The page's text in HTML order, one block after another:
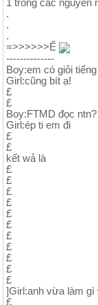
1 trong các nguyên
.
.
.
=>>>>>>Ế
--------------
Boy:em có giỏi
Girl:cũng bít ạ!
£
£
Boy:FTMD đọc ntn?
Girl:ép ti em đi
£
£
kết wả là
£
£
£
£
£
£
£
£
£
£
£
]Girl:anh vừa làm gì
£